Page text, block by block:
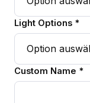
Light Options *
Custom Name *